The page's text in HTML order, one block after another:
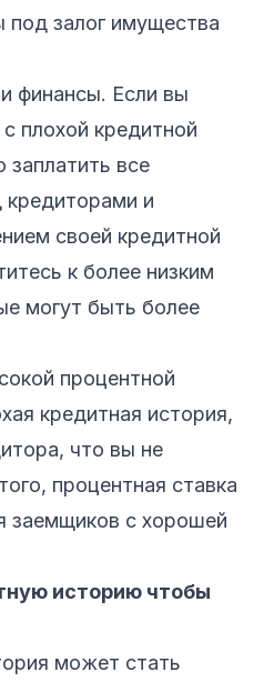
залог имущества
финансы. Если вы
плохой кредитной
заплатить все
и
своей кредитной
к более низким
могут быть более
процентной
кредитная история,
что вы не
процентная ставка
заемщиков с хорошей
историю чтобы
может стать